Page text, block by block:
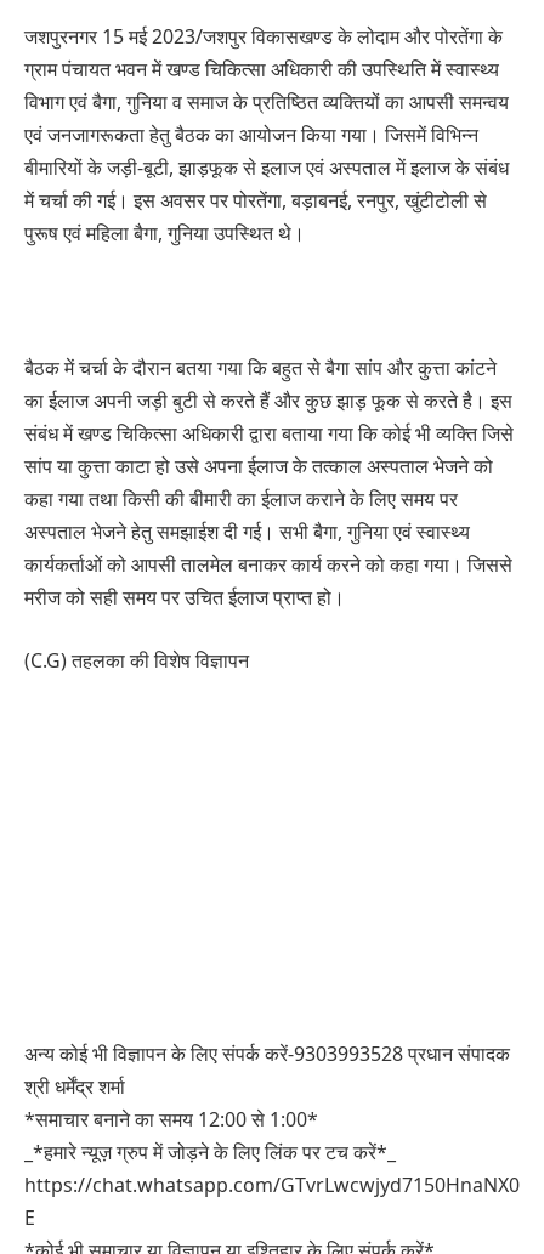
जशपुरनगर 15 मई 2023/जशपुर विकासखण्ड के लोदाम और पोरतेंगा के
ग्राम पंचायत भवन में खण्ड चिकित्सा अधिकारी की उपस्थिति में स्वास्थ्य
विभाग एवं बैगा, गुनिया व समाज के प्रतिष्ठित व्यक्तियों का आपसी समन्वय
एवं जनजागरूकता हेतु बैठक का आयोजन किया गया। जिसमें विभिन्न
बीमारियों के जड़ी-बूटी, झाड़फूक से इलाज एवं अस्पताल में इलाज के संबंध
में चर्चा की गई। इस अवसर पर पोरतेंगा, बड़ाबनई, रनपुर, खुंटीटोली से
पुरूष एवं महिला बैगा, गुनिया उपस्थित थे।
बैठक में चर्चा के दौरान बतया गया कि बहुत से बैगा सांप और कुत्ता कांटने
का ईलाज अपनी जड़ी बुटी से करते हैं और कुछ झाड़ फूक से करते है। इस
संबंध में खण्ड चिकित्सा अधिकारी द्वारा बताया गया कि कोई भी व्यक्ति जिसे
सांप या कुत्ता काटा हो उसे अपना ईलाज के तत्काल अस्पताल भेजने को
कहा गया तथा किसी की बीमारी का ईलाज कराने के लिए समय पर
अस्पताल भेजने हेतु समझाईश दी गई। सभी बैगा, गुनिया एवं स्वास्थ्य
कार्यकर्ताओं को आपसी तालमेल बनाकर कार्य करने को कहा गया। जिससे
मरीज को सही समय पर उचित ईलाज प्राप्त हो।
(C.G) तहलका की विशेष विज्ञापन
अन्य कोई भी विज्ञापन के लिए संपर्क करें-9303993528 प्रधान संपादक
श्री धर्मेंद्र शर्मा
*समाचार बनाने का समय 12:00 से 1:00*
_*हमारे न्यूज़ ग्रुप में जोड़ने के लिए लिंक पर टच करें*_
https://chat.whatsapp.com/GTvrLwcwjyd7150HnaNX0
E